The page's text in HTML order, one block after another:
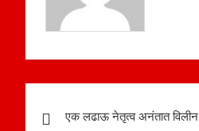
एक लढाऊ नेतृत्व अनंतात विलीन